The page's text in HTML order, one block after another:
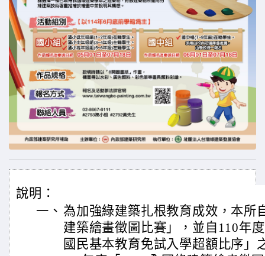
說明：
一、 為加強綠建築扎根教育成效，本所
建築繪畫徵圖比賽」，並自110年
國民基本教育免試入學超額比序」